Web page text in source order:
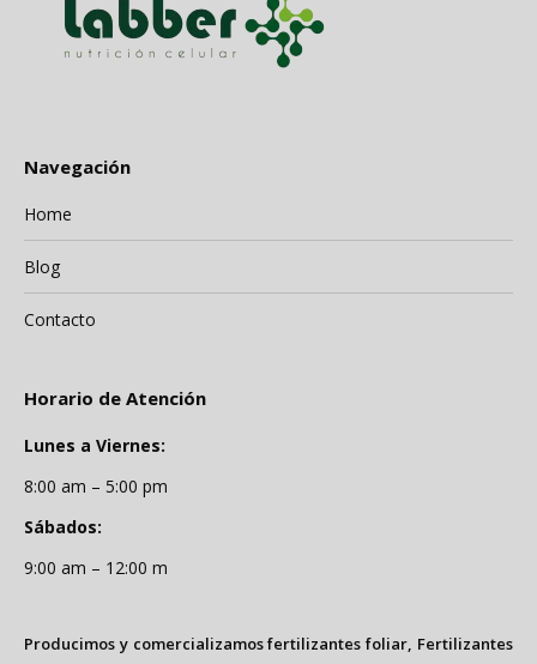
Navegación
Home
Blog
Contacto
Horario de Atención
Lunes a Viernes:
8:00 am – 5:00 pm
Sábados:
9:00 am – 12:00 m
Producimos y comercializamos fertilizantes foliar, Fertilizantes